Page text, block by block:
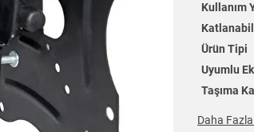
Kullanım
Ürün Tipi
Uyumlu
Taşıma
Daha